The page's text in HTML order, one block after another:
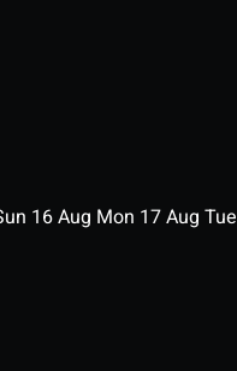
16Aug Mon 17Aug Tue